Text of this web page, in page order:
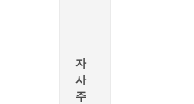
자
사
주